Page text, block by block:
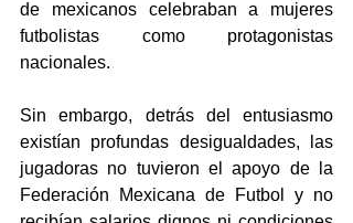
de mexicanos celebraban a mujeres
futbolistas como protagonistas
nacionales.
Sin embargo, detrás del entusiasmo
existían profundas desigualdades, las
jugadoras no tuvieron el apoyo de la
Federación Mexicana de Futbol y no